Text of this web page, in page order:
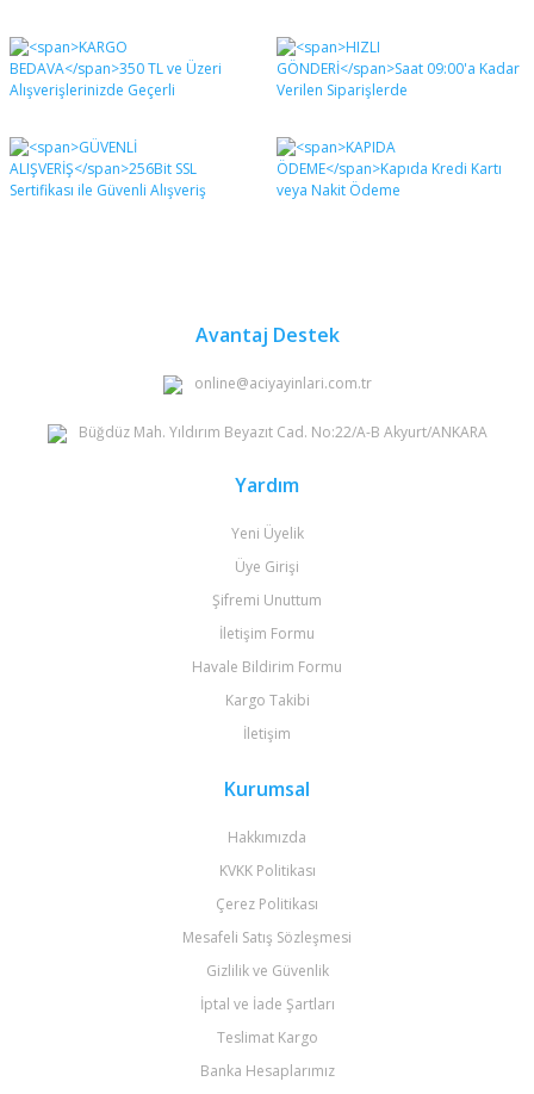
Bu ürüne ilk yorumu siz yapın!
Yorum Yaz
Bu ürünün fiyat bilgisi, resim, ürün açıklamalarında ve
diğer konularda yetersiz gördüğünüz noktaları öneri
formunu kullanarak tarafımıza iletebilirsiniz.
Görüş ve önerileriniz için teşekkür ederiz.
Ürün resmi kalitesiz, bozuk veya görüntülenemiyor.
Ürün açıklamasında eksik bilgiler bulunuyor.
Avantaj Destek
online@aciyayinlari.com.tr
Büğdüz Mah. Yıldırım Beyazıt Cad. No:22/A-B Akyurt/ANKARA
Yardım
Yeni Üyelik
Üye Girişi
Şifremi Unuttum
İletişim Formu
Havale Bildirim Formu
Kargo Takibi
İletişim
Kurumsal
Hakkımızda
KVKK Politikası
Çerez Politikası
Mesafeli Satış Sözleşmesi
Gizlilik ve Güvenlik
İptal ve İade Şartları
Teslimat Kargo
Banka Hesaplarımız